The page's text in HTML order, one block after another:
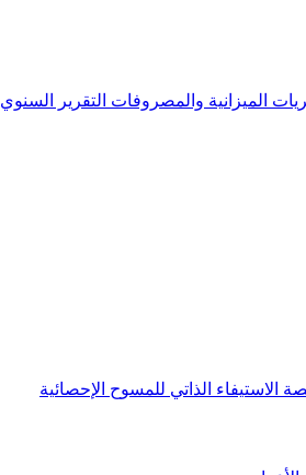
الميزانية والمصروفات التقرير السنوي
الاستيفاء الذاتي للمسوح الإحصائية